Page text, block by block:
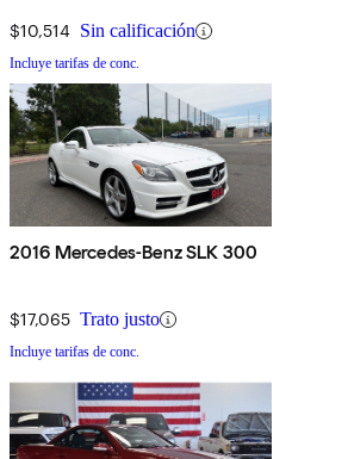
$10,514 Sin calificación
Incluye tarifas de conc.
2016 Mercedes-Benz SLK 300
$17,065 Trato justo
Incluye tarifas de conc.